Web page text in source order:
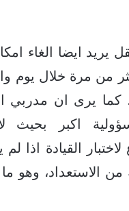
يريد ايضا الغاء
من مرة خلال يوم
كما يرى ان مدربي
اكبر بحيث
القيادة اذا
الاستعداد، وهو